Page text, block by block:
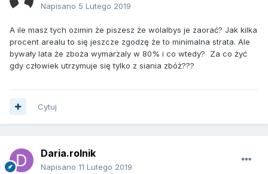
Napisano 5 Lutego 2019
A ile masz tych ozimin że piszesz że wolalbys je zaorać? Jak kilka
procent arealu to się jeszcze zgodzę że to minimalna strata. Ale
bywały lata że zboża wymarzaly w 80% i co wtedy? Za co żyć
gdy człowiek utrzymuje się tylko z siania zbóż???
Cytuj
Daria.rolnik
Napisano 11 Lutego 2019